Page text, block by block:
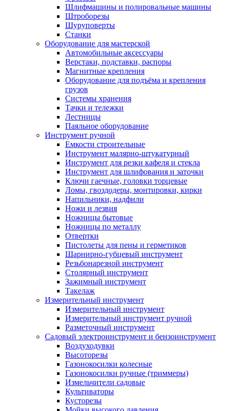
Шлифмашины и полировальные машины
Штроборезы
Шуруповерты
Станки
Оборудование для мастерской
Автомобильные аксессуары
Верстаки, подставки, распоры
Магнитные крепления
Оборудование для подъёма и крепления
грузов
Системы хранения
Тачки и тележки
Лестницы
Паяльное оборудование
Инструмент ручной
Емкости строительные
Инструмент малярно-штукатурный
Инструмент для резки кафеля и стекла
Инструмент для шлифования и заточки
Ключи гаечные, головки торцевые
Ломы, гвоздодеры, монтировки, кирки
Напильники, надфили
Ножи и лезвия
Ножницы бытовые
Ножницы по металлу
Отвертки
Пистолеты для пены и герметиков
Шарнирно-губцевый инструмент
Резьбонарезной инструмент
Столярный инструмент
Зажимный инструмент
Такелаж
Измерительный инструмент
Измерительный инструмент
Измерительный инструмент ручной
Разметочный инструмент
Садовый электроинструмент и бензоинструмент
Воздуходувки
Высоторезы
Газонокосилки колесные
Газонокосилки ручные (триммеры)
Измельчители садовые
Культиваторы
Кусторезы